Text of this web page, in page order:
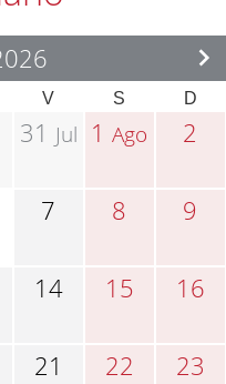
V S D
31 Jul 1Ago 2
7 8 9
14 15 16
21 22 23